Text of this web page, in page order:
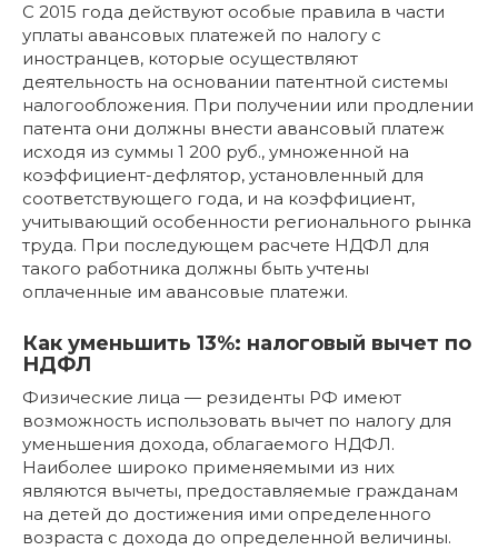
С 2015 года действуют особые правила в части
уплаты авансовых платежей по налогу с
иностранцев, которые осуществляют
деятельность на основании патентной системы
налогообложения. При получении или продлении
патента они должны внести авансовый платеж
исходя из суммы 1 200 руб., умноженной на
коэффициент-дефлятор, установленный для
соответствующего года, и на коэффициент,
учитывающий особенности регионального рынка
труда. При последующем расчете НДФЛ для
такого работника должны быть учтены
оплаченные им авансовые платежи.
Как уменьшить 13%: налоговый вычет по
НДФЛ
Физические лица — резиденты РФ имеют
возможность использовать вычет по налогу для
уменьшения дохода, облагаемого НДФЛ.
Наиболее широко применяемыми из них
являются вычеты, предоставляемые гражданам
на детей до достижения ими определенного
возраста с дохода до определенной величины.